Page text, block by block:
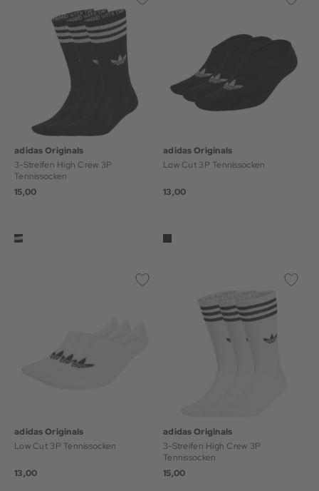
adidas Originals
3-Streifen High Crew 3P
Tennissocken
15,00
adidas Originals
Low Cut 3P Tennissocken
13,00
adidas Originals
Low Cut 3P Tennissocken
13,00
adidas Originals
3-Streifen High Crew 3P
Tennissocken
15,00